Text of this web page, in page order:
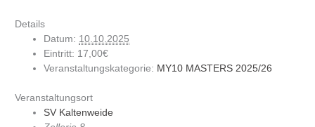
Details
Datum: 10.10.2025
Eintritt: 17,00€
Veranstaltungskategorie: MY10 MASTERS 2025/26
Veranstaltungsort
SV Kaltenweide